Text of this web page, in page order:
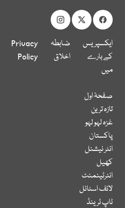
ایکسپریس
کے بارے
میں
ضابطہ
اخلاق
Privacy
Policy
صفحۂ اول
تازہ ترین
غزہ لہو لہو
پاکستان
انٹر نیشنل
کھیل
انٹرٹینمنٹ
لائف اسٹائل
ٹاپ ٹرینڈ